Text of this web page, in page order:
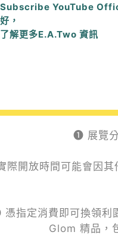
Subscribe YouTube
好，
了解更多E.A.Two 資訊
❶ 展覽分
開放時間可能會因其
指定消費即可換領利
Glom 精品，